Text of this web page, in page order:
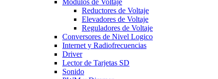
Reductores de Voltaje
Elevadores de Voltaje
Reguladores de Voltaje
Conversores de Nivel Logico
Internet y Radiofrecuencias
Driver
Lector de Tarjetas SD
Sonido